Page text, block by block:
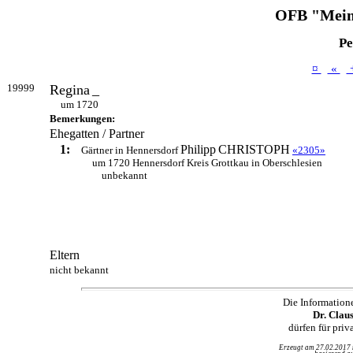
OFB
¤ «
19999 Regina
um 1720
Bemerkungen:
Ehegatten / Partner
1:
Gärtner in HennersdorfPhilippCHRISTOPH «2305»
um 1720 Hennersdorf Kreis Grottkau in Oberschlesien
unbekannt
Eltern
nicht bekannt
Die
Dr.
dürfen für
Erzeugt am